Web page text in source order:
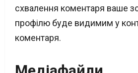
схвалення коментаря ваше
профілю буде видимим у
коментаря.